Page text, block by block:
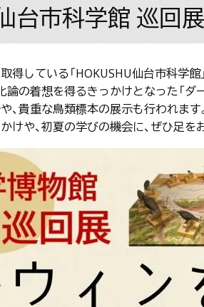
台市科学館 巡回
得している「HOKUSHU仙台市科学館
の着想を得るきっかけとなった「ダ
、貴重な鳥類標本の展示も行われます
けや、初夏の学びの機会に、ぜひ足を